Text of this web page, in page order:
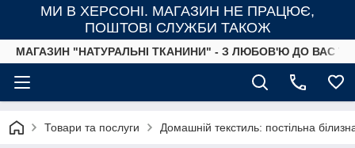
МИ В ХЕРСОНІ. МАГАЗИН НЕ ПРАЦЮЄ,
ПОШТОВІ СЛУЖБИ ТАКОЖ
МАГАЗИН "НАТУРАЛЬНІ ТКАНИНИ" - З ЛЮБОВ'Ю ДО ВАС
Товари та послуги Домашній текстиль: постільна